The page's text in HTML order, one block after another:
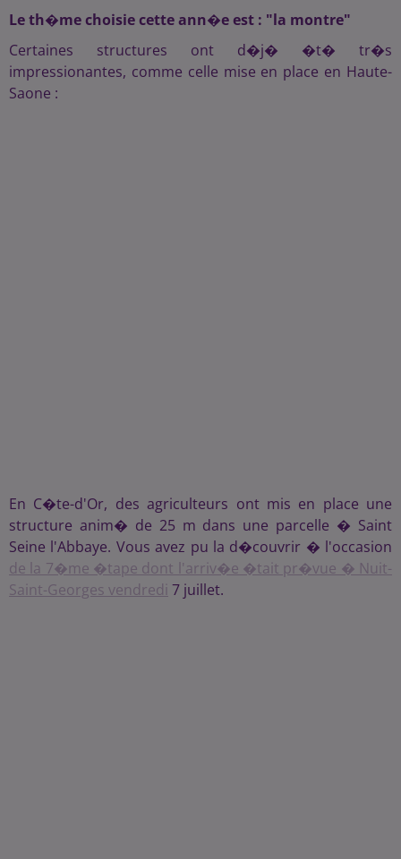
Le th�me choisie cette ann�e est : "la montre"
Certaines structures ont d�j� �t� tr�s
impressionantes, comme celle mise en place en Haute-
Saone :
En C�te-d'Or, des agriculteurs ont mis en place une
structure anim� de 25 m dans une parcelle � Saint
Seine l'Abbaye. Vous avez pu la d�couvrir � l'occasion
de la 7�me �tape dont l'arriv�e �tait pr�vue � Nuit-
Saint-Georges vendredi 7 juillet.